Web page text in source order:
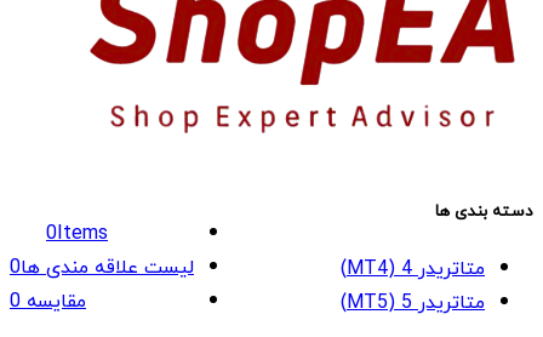
0Items
لیست علاقه مندی ها0
مقایسه0
دسته بندی ها
متاتریدر 4 (MT4)
متاتریدر 5 (MT5)